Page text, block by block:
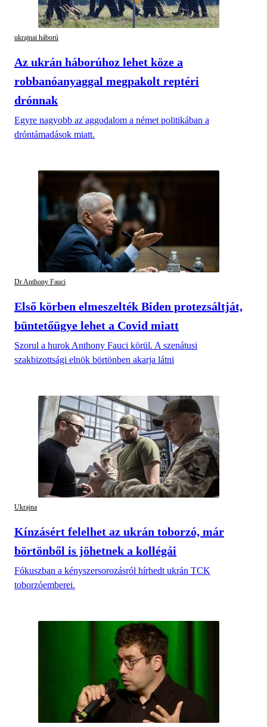
ukrajnai háború
Az ukrán háborúhoz lehet köze a
robbanóanyaggal megpakolt reptéri
drónnak
Egyre nagyobb az aggodalom a német politikában a
dróntámadások miatt.
Dr Anthony Fauci
Első körben elmeszelték Biden protezsáltját,
büntetőügye lehet a Covid miatt
Szorul a hurok Anthony Fauci körül. A szenátusi
szakbizottsági elnök börtönben akarja látni
Ukrajna
Kínzásért felelhet az ukrán toborzó, már
börtönből is jöhetnek a kollégái
Fókuszban a kényszersorozásról hírhedt ukrán TCK
toborzóemberei.